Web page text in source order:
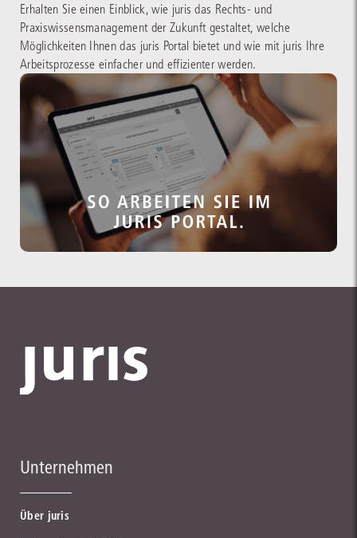
Erhalten Sie einen Einblick, wie juris das Rechts- und
Praxiswissensmanagement der Zukunft gestaltet, welche
Möglichkeiten Ihnen das juris Portal bietet und wie mit juris Ihre
Arbeitsprozesse einfacher und effizienter werden.
Unternehmen
Über juris